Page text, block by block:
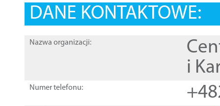
DANE KONTAKTOWE:
Nazwa organizacji:
i
Numer telefonu: